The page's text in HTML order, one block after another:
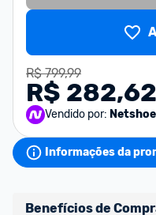
R$ 799,99
R$ 282,62
Vendido por:
Informações da
Benefícios de